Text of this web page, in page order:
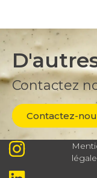
Contactez
Contactez-